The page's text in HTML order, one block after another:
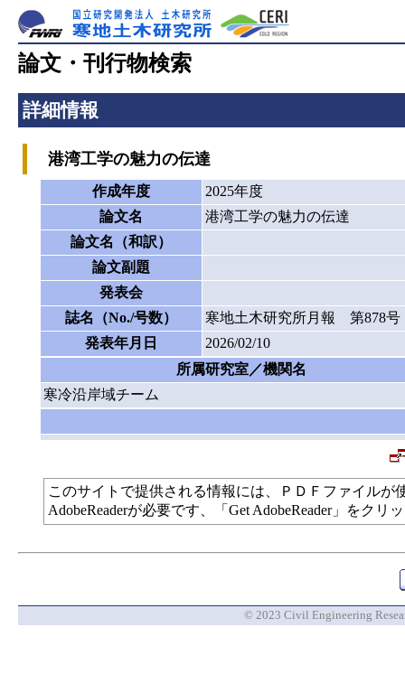
論文・刊行物検索
詳細情報
港湾工学の魅力の伝達
作成年度
2025年度
論文名
港湾工学の魅力の伝達
論文名（和訳）
論文副題
発表会
誌名（No./号数）
寒地土木研究所月報 第878号
発表年月日
2026/02/10
所属研究室／機関名
寒冷沿岸域チーム
このサイトで提供される情報には、ＰＤＦファイル
AdobeReaderが必要です、「Get AdobeReader」をク
© 2023 Civil Engineering